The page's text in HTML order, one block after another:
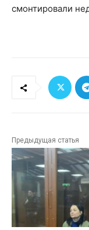
смонтировали
Предыдущая статья